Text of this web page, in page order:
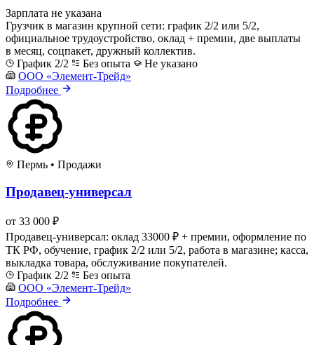
Зарплата не указана
Грузчик в магазин крупной сети: график 2/2 или 5/2,
официальное трудоустройство, оклад + премии, две выплаты
в месяц, соцпакет, дружный коллектив.
График 2/2
Без опыта
Не указано
ООО «Элемент-Трейд»
Подробнее
Пермь • Продажи
Продавец-универсал
от 33 000 ₽
Продавец-универсал: оклад 33000 ₽ + премии, оформление по
ТК РФ, обучение, график 2/2 или 5/2, работа в магазине; касса,
выкладка товара, обслуживание покупателей.
График 2/2
Без опыта
ООО «Элемент-Трейд»
Подробнее